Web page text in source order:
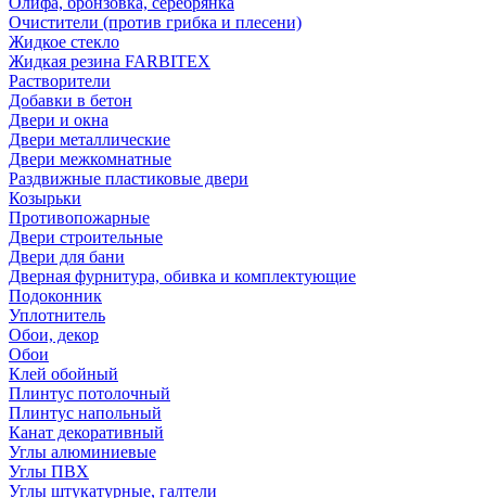
Очистители (против грибка и плесени)
Жидкое стекло
Жидкая резина FARBITEX
Растворители
Добавки в бетон
Двери и окна
Двери металлические
Двери межкомнатные
Раздвижные пластиковые двери
Козырьки
Противопожарные
Двери строительные
Двери для бани
Дверная фурнитура, обивка и комплектующие
Подоконник
Уплотнитель
Обои, декор
Обои
Клей обойный
Плинтус потолочный
Плинтус напольный
Канат декоративный
Углы алюминиевые
Углы ПВХ
Углы штукатурные, галтели